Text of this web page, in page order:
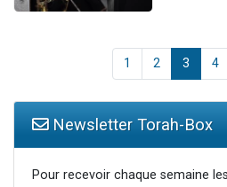
1 2 3 4
Newsletter Torah-Box
Pour recevoir chaque semaine